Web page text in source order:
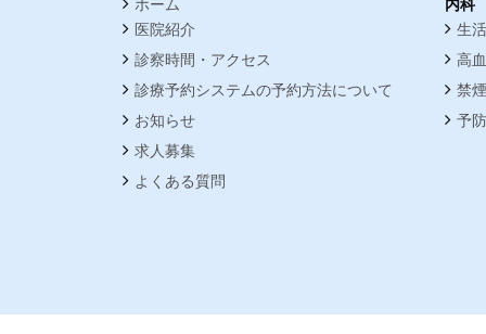
ホーム
医院紹介
診察時間・アクセス
診療予約システムの予約方法について
お知らせ
求人募集
よくある質問
内科
生
高
禁
予